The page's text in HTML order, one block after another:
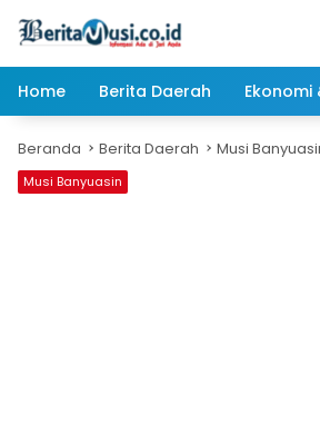
Home
Berita Daerah Ekonomi
Beranda Berita Daerah Musi
Musi Banyuasin